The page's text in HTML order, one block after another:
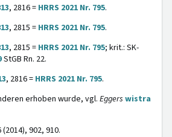
, 2816 = HRRS 2021 Nr. 795.
, 2815 = HRRS 2021 Nr. 795.
, 2815 = HRRS 2021 Nr. 795; krit.: SK-
StGB Rn. 22.
, 2816 = HRRS 2021 Nr. 795.
erhoben wurde, vgl. Eggers wistra
902, 910.